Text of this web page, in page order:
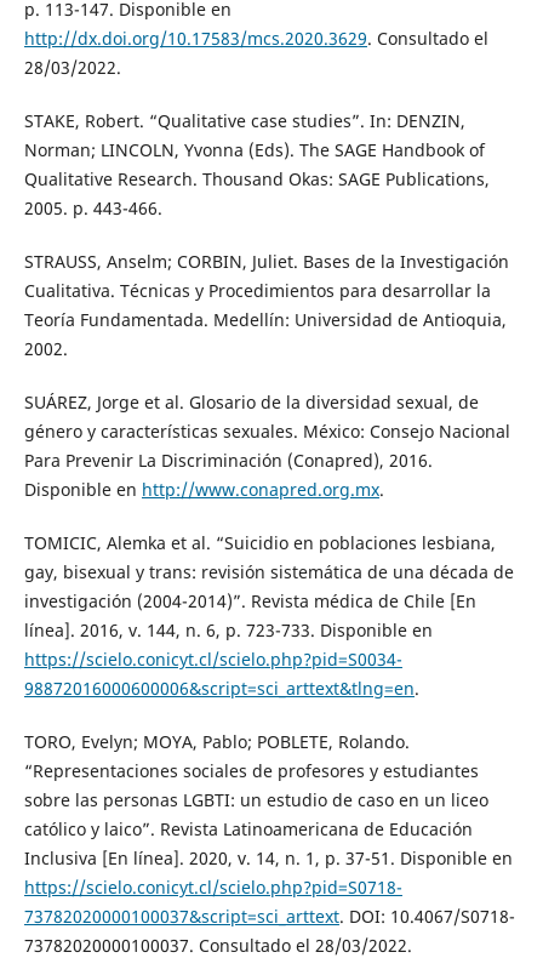
p. 113-147. Disponible en
http://dx.doi.org/10.17583/mcs.2020.3629. Consultado el
28/03/2022.
STAKE, Robert. “Qualitative case studies”. In: DENZIN,
Norman; LINCOLN, Yvonna (Eds). The SAGE Handbook of
Qualitative Research. Thousand Okas: SAGE Publications,
2005. p. 443-466.
STRAUSS, Anselm; CORBIN, Juliet. Bases de la Investigación
Cualitativa. Técnicas y Procedimientos para desarrollar la
Teoría Fundamentada. Medellín: Universidad de Antioquia,
2002.
SUÁREZ, Jorge et al. Glosario de la diversidad sexual, de
género y características sexuales. México: Consejo Nacional
Para Prevenir La Discriminación (Conapred), 2016.
Disponible en http://www.conapred.org.mx.
TOMICIC, Alemka et al. “Suicidio en poblaciones lesbiana,
gay, bisexual y trans: revisión sistemática de una década de
investigación (2004-2014)”. Revista médica de Chile [En
línea]. 2016, v. 144, n. 6, p. 723-733. Disponible en
https://scielo.conicyt.cl/scielo.php?pid=S0034-
98872016000600006&script=sci_arttext&tlng=en.
TORO, Evelyn; MOYA, Pablo; POBLETE, Rolando.
“Representaciones sociales de profesores y estudiantes
sobre las personas LGBTI: un estudio de caso en un liceo
católico y laico”. Revista Latinoamericana de Educación
Inclusiva [En línea]. 2020, v. 14, n. 1, p. 37-51. Disponible en
https://scielo.conicyt.cl/scielo.php?pid=S0718-
73782020000100037&script=sci_arttext. DOI: 10.4067/S0718-
73782020000100037. Consultado el 28/03/2022.